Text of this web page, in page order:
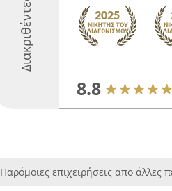
Διακριθέντες
8.8
Παρόμοιες επιχειρήσεις απο άλλες